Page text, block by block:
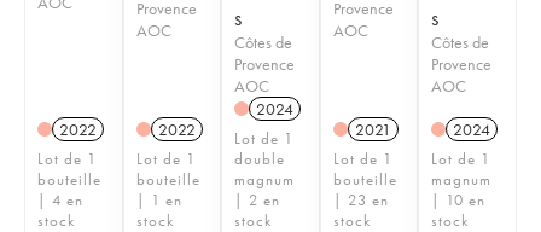
2022
Lot de 1
bouteille
| 4 en
stock
Provence
AOC
2022
Lot de 1
bouteille
| 1 en
stock
s
Côtes de
Provence
AOC
2024
Lot de 1
double
magnum
| 2 en
stock
Provence
AOC
2021
Lot de 1
bouteille
| 23 en
stock
s
Côtes de
Provence
AOC
2024
Lot de 1
magnum
| 10 en
stock